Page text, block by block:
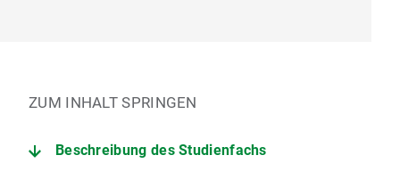
ZUM INHALT SPRINGEN
Beschreibung des Studienfachs